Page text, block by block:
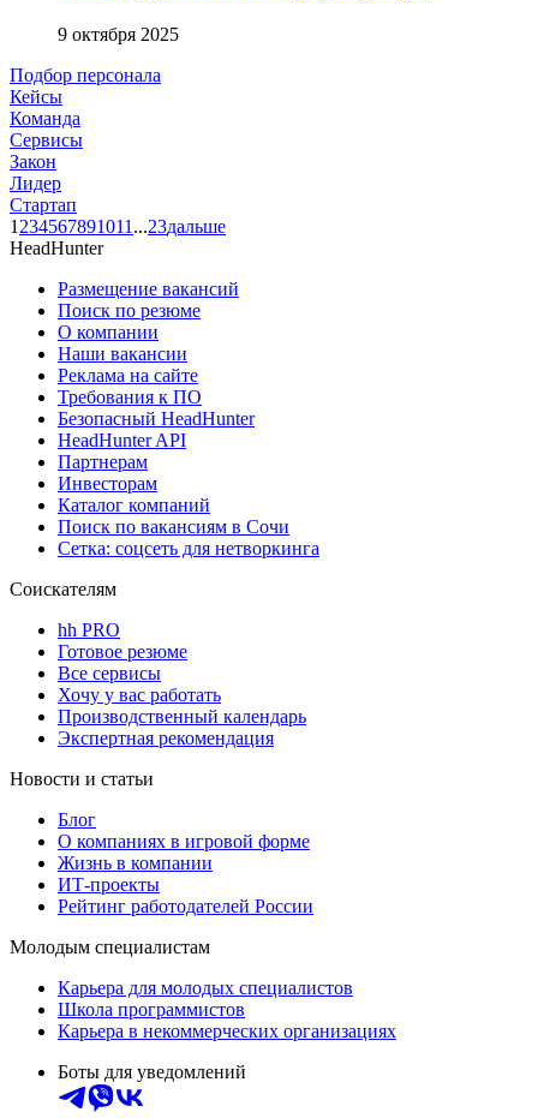
9 октября 2025
Подбор персонала
Кейсы
Команда
Сервисы
Закон
Лидер
Стартап
1 234567891011 ...23дальше
HeadHunter
Размещение вакансий
Поиск по резюме
О компании
Наши вакансии
Реклама на сайте
Требования к ПО
Безопасный HeadHunter
HeadHunter API
Партнерам
Инвесторам
Каталог компаний
Поиск по вакансиям в Сочи
Сетка: соцсеть для нетворкинга
Соискателям
hh PRO
Готовое резюме
Все сервисы
Хочу у вас работать
Производственный календарь
Экспертная рекомендация
Новости и статьи
Блог
О компаниях в игровой форме
Жизнь в компании
ИТ-проекты
Рейтинг работодателей России
Молодым специалистам
Карьера для молодых специалистов
Школа программистов
Карьера в некоммерческих организациях
Боты для уведомлений